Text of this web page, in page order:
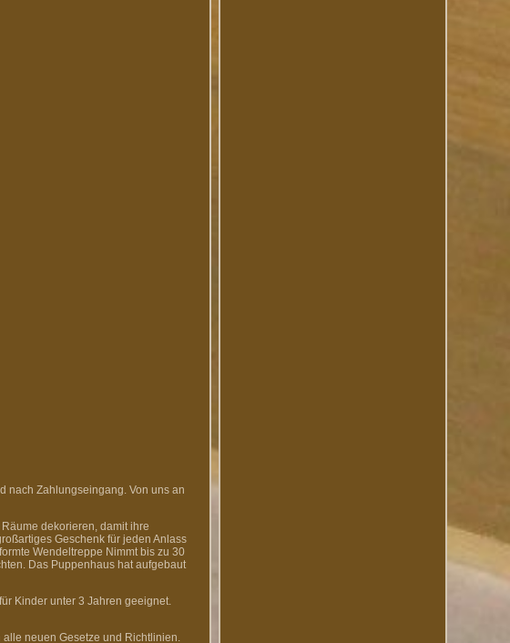
nach Zahlungseingang. Von uns an
dekorieren, damit ihre
Geschenk für jeden Anlass
Wendeltreppe Nimmt bis zu 30
Das Puppenhaus hat aufgebaut
Kinder unter 3 Jahren geeignet.
neuen Gesetze und Richtlinien.